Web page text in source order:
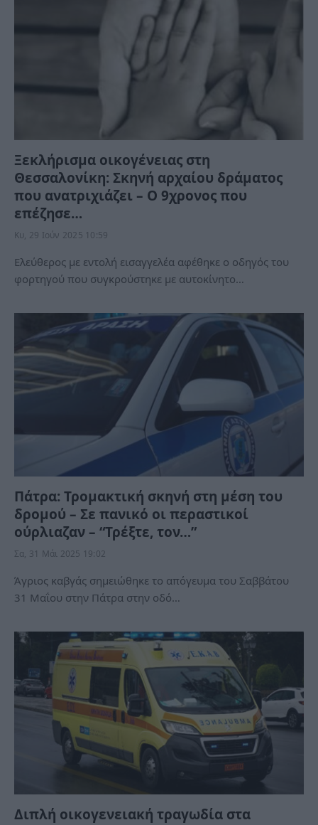
Ξεκλήρισμα οικογένειας στη
Θεσσαλονίκη: Σκηνή αρχαίου δράματος
που ανατριχιάζει – Ο 9χρονος που
επέζησε…
Κυ, 29 Ιούν 2025 10:59
Ελεύθερος με εντολή εισαγγελέα αφέθηκε ο οδηγός του
φορτηγού που συγκρούστηκε με αυτοκίνητο…
Πάτρα: Τρομακτική σκηνή στη μέση του
δρομού – Σε πανικό οι περαστικοί
ούρλιαζαν – “Τρέξτε, τον…”
Σα, 31 Μάι 2025 19:02
Άγριος καβγάς σημειώθηκε το απόγευμα του Σαββάτου
31 Μαΐου στην Πάτρα στην οδό…
Διπλή οικογενειακή τραγωδία στα